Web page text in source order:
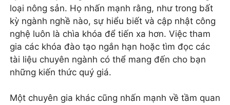
loại nông sản. Họ nhấn mạnh rằng, như trong bất
kỳ ngành nghề nào, sự hiểu biết và cập nhật công
nghệ luôn là chìa khóa để tiến xa hơn. Việc tham
gia các khóa đào tạo ngắn hạn hoặc tìm đọc các
tài liệu chuyên ngành có thể mang đến cho bạn
những kiến thức quý giá.
Một chuyên gia khác cũng nhấn mạnh về tầm quan